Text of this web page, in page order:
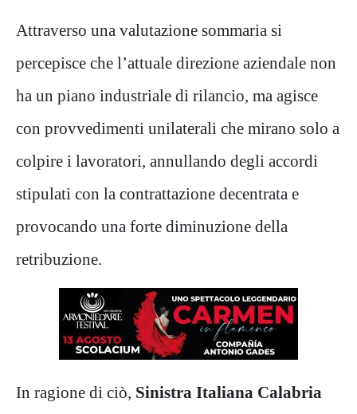
Attraverso una valutazione sommaria si
percepisce che l’attuale direzione aziendale non
ha un piano industriale di rilancio, ma agisce
con provvedimenti unilaterali che mirano solo a
colpire i lavoratori, annullando degli accordi
stipulati con la contrattazione decentrata e
provocando una forte diminuzione della
retribuzione.
In ragione di ciò, Sinistra Italiana Calabria